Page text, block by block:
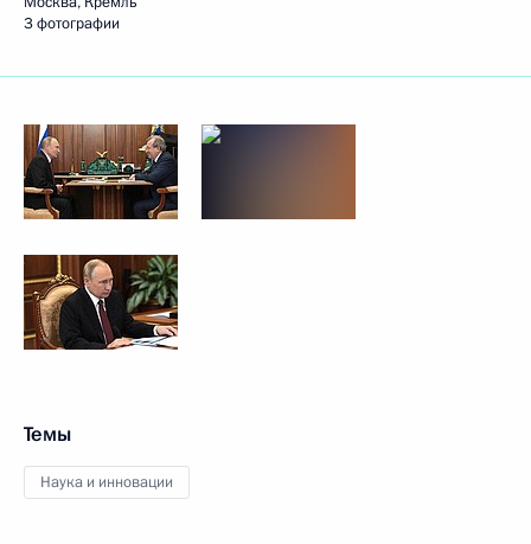
3 фотографии
Темы
Наука и инновации